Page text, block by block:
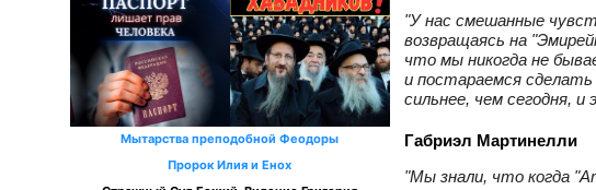
Мытарства преподобной Феодоры
Пророк Илия и Енох
"У нас смешанные
возвращаясь на
что мы никогда не
и постараемся
сильнее, чем сегодня,
Габриэл Мартинелли
"Мы знали, что когда